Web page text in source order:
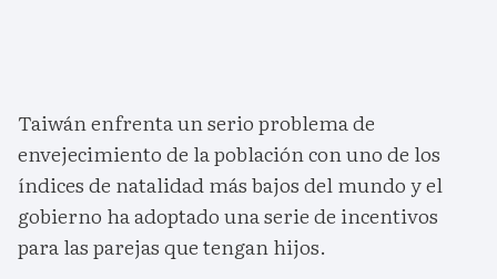
Taiwán enfrenta un serio problema de
envejecimiento de la población con uno de los
índices de natalidad más bajos del mundo y el
gobierno ha adoptado una serie de incentivos
para las parejas que tengan hijos.